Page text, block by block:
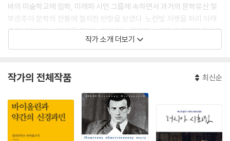
바의 미술학교에 입학, 미래파 시인 그룹에 속하면서 과거의 문학유산 및
부르주아 문학의 전통에 철저한 반항을 보였다. 노란빛 자켓을 허리 아래
까지 내려뜨려 사람들을 몹시 놀라게 하는 화려한 시위로 유명해진 마야콥
스키는 실제 작품면에서도 「바지를 입은 구름」(1915)이나 「등뼈로 만든
마야콥스키는 혁명을 '나의' 혁명으로 받아들여 인간의 해방을 초래하고
개인의 역량을 개화시키는 혁명의 승리를 노래했다. 그는 모든 재능을 혁
명의 대의명분을 위해 바쳤고 시대의 가장 중요한 문제와 나날의 생활 속
에서 시의 제재(題材)를 찾았다.
작가 소개 더보기
작가의 전체작품 최신순